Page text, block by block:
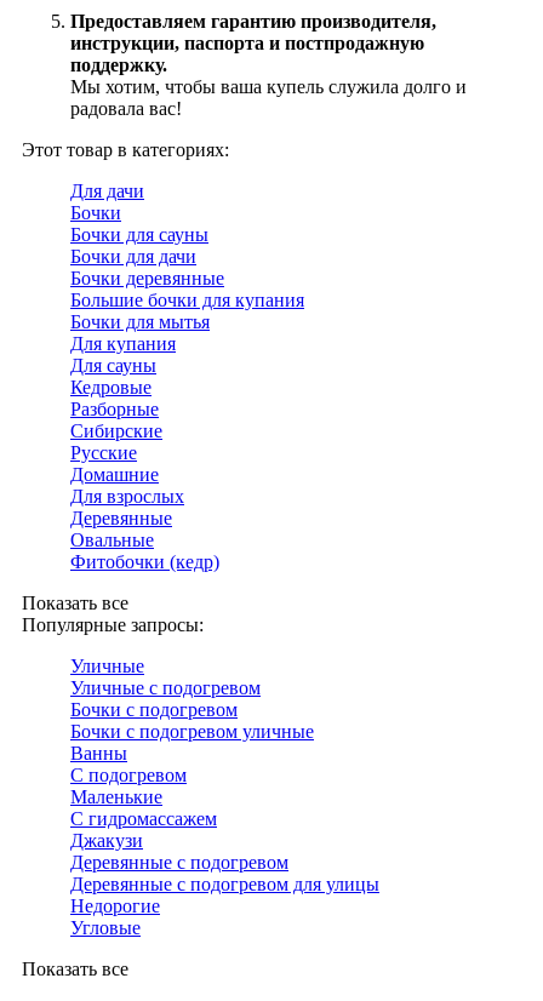
Предоставляем гарантию производителя,
инструкции, паспорта и постпродажную
поддержку.
Мы хотим, чтобы ваша купель служила долго и
радовала вас!
Этот товар в категориях:
Для дачи
Бочки
Бочки для сауны
Бочки для дачи
Бочки деревянные
Большие бочки для купания
Бочки для мытья
Для купания
Для сауны
Кедровые
Разборные
Сибирские
Русские
Домашние
Для взрослых
Деревянные
Овальные
Фитобочки (кедр)
Показать все
Популярные запросы:
Уличные
Уличные с подогревом
Бочки с подогревом
Бочки с подогревом уличные
Ванны
С подогревом
Маленькие
С гидромассажем
Джакузи
Деревянные с подогревом
Деревянные с подогревом для улицы
Недорогие
Угловые
Показать все